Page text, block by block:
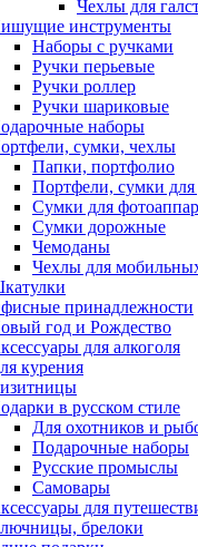
Чехлы для
инструменты
Наборы с ручками
Ручки перьевые
Ручки роллер
Ручки шариковые
наборы
сумки, чехлы
Папки, портфолио
Портфели, сумки для
Сумки для
Сумки дорожные
Чемоданы
Чехлы для
принадлежности
год и Рождество
для алкоголя
курения
в русском стиле
Для охотников и
Подарочные наборы
Русские промыслы
Самовары
для
брелоки